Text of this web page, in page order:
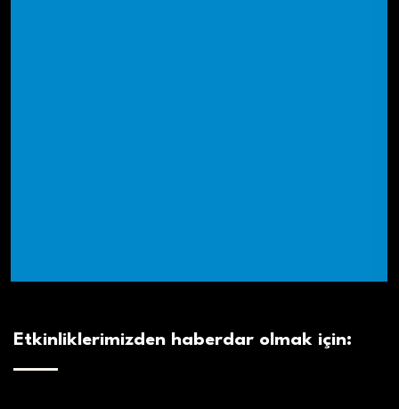
Etkinliklerimizden haberdar olmak için: